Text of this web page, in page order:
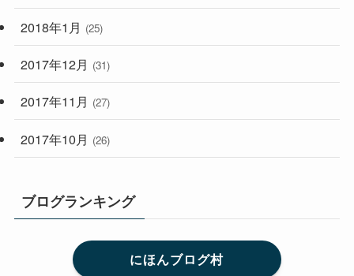
2018年1月 (25)
2017年12月 (31)
2017年11月 (27)
2017年10月 (26)
ブログランキング
にほんブログ村